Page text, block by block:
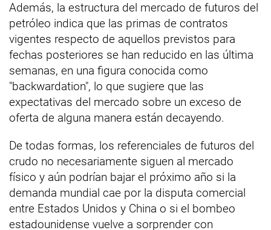
Además, la estructura del mercado de futuros del
petróleo indica que las primas de contratos
vigentes respecto de aquellos previstos para
fechas posteriores se han reducido en las última
semanas, en una figura conocida como
"backwardation", lo que sugiere que las
expectativas del mercado sobre un exceso de
oferta de alguna manera están decayendo.
De todas formas, los referenciales de futuros del
crudo no necesariamente siguen al mercado
físico y aún podrían bajar el próximo año si la
demanda mundial cae por la disputa comercial
entre Estados Unidos y China o si el bombeo
estadounidense vuelve a sorprender con